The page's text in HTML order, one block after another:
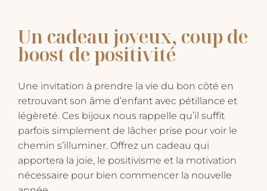
Un cadeau joyeux, coup de
boost de positivité
Une invitation à prendre la vie du bon côté en
retrouvant son âme d’enfant avec pétillance et
légèreté. Ces bijoux nous rappelle qu’il suffit
parfois simplement de lâcher prise pour voir le
chemin s’illuminer. Offrez un cadeau qui
apportera la joie, le positivisme et la motivation
nécessaire pour bien commencer la nouvelle